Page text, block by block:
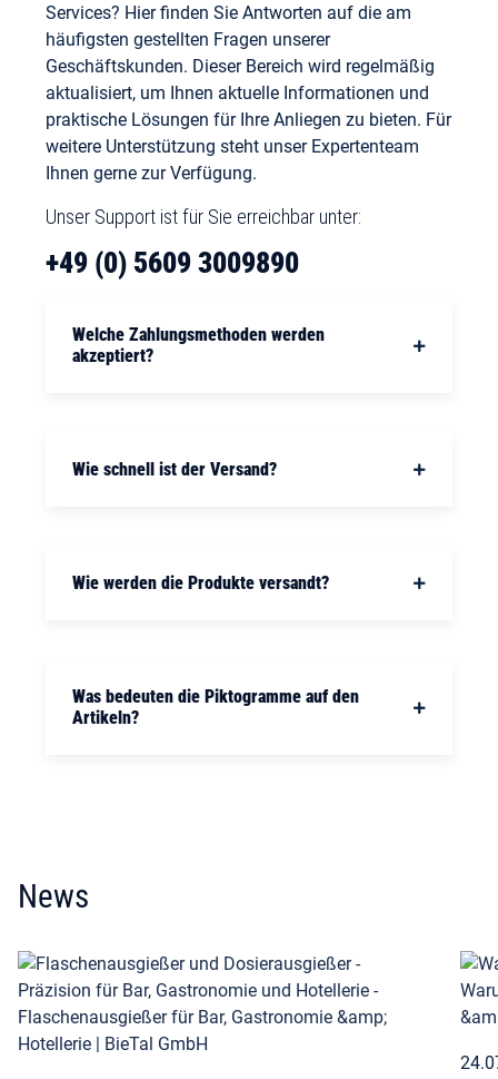
Services? Hier finden Sie Antworten auf die am
häufigsten gestellten Fragen unserer
Geschäftskunden. Dieser Bereich wird regelmäßig
aktualisiert, um Ihnen aktuelle Informationen und
praktische Lösungen für Ihre Anliegen zu bieten. Für
weitere Unterstützung steht unser Expertenteam
Ihnen gerne zur Verfügung.
Unser Support ist für Sie erreichbar unter:
+49 (0) 5609 3009890
Welche Zahlungsmethoden werden
akzeptiert?
Wie schnell ist der Versand?
Wie werden die Produkte versandt?
Was bedeuten die Piktogramme auf den
Artikeln?
News